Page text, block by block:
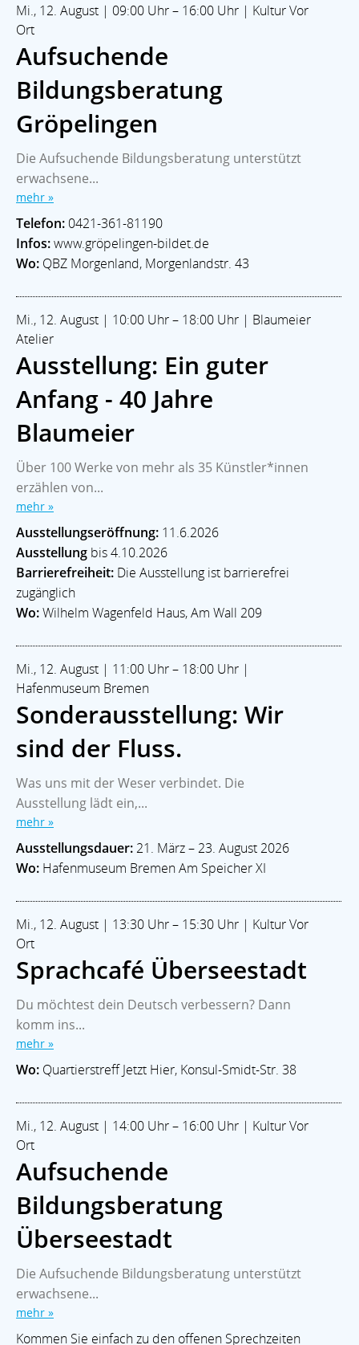
Mi., 12. August | 09:00 Uhr – 16:00 Uhr | Kultur Vor
Ort
Aufsuchende
Bildungsberatung
Gröpelingen
Die Aufsuchende Bildungsberatung unterstützt
erwachsene...
mehr »
Telefon: 0421-361-81190
Infos:www.gröpelingen-bildet.de
Wo: QBZ Morgenland, Morgenlandstr. 43
Mi., 12. August | 10:00 Uhr – 18:00 Uhr | Blaumeier
Atelier
Ausstellung: Ein guter
Anfang - 40 Jahre
Blaumeier
Über 100 Werke von mehr als 35 Künstler*innen
erzählen von...
mehr »
Ausstellungseröffnung: 11.6.2026
Ausstellung bis 4.10.2026
Barrierefreiheit: Die Ausstellung ist barrierefrei
zugänglich
Wo:Wilhelm Wagenfeld Haus, Am Wall 209
Mi., 12. August | 11:00 Uhr – 18:00 Uhr |
Hafenmuseum Bremen
Sonderausstellung: Wir
sind der Fluss.
Was uns mit der Weser verbindet. Die
Ausstellung lädt ein,...
mehr »
Ausstellungsdauer:21. März – 23. August 2026
Wo: Hafenmuseum Bremen Am Speicher XI
Mi., 12. August | 13:30 Uhr – 15:30 Uhr | Kultur Vor
Ort
Sprachcafé Überseestadt
Du möchtest dein Deutsch verbessern? Dann
komm ins...
mehr »
Wo: Quartierstreff Jetzt Hier, Konsul-Smidt-Str. 38
Mi., 12. August | 14:00 Uhr – 16:00 Uhr | Kultur Vor
Ort
Aufsuchende
Bildungsberatung
Überseestadt
Die Aufsuchende Bildungsberatung unterstützt
erwachsene...
mehr »
Kommen Sie einfach zu den offenen Sprechzeiten